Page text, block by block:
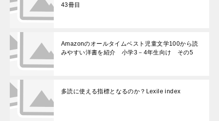
43冊目
Amazonのオールタイムベスト児童文学100から読
みやすい洋書を紹介 小学3－4年生向け その5
多読に使える指標となるのか？Lexile index